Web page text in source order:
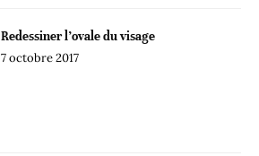
Redessiner l’ovale du visage
7 octobre 2017